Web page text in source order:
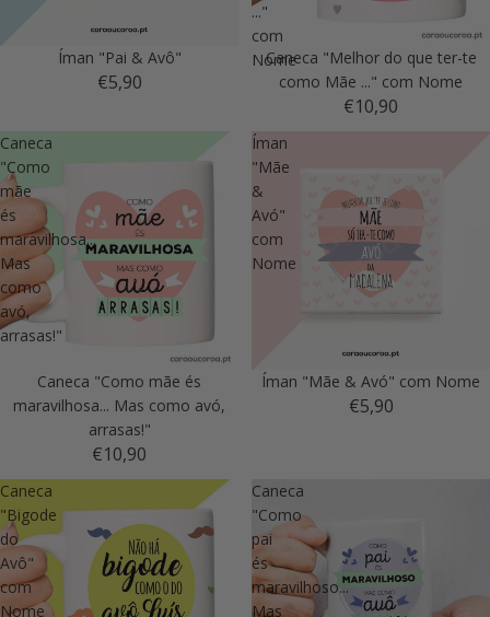
Íman "Pai & Avô"
€5,90
..."
com
Nome
Caneca "Melhor do que ter-te
como Mãe ..." com Nome
€10,90
Caneca
"Como
mãe
és
maravilhosa...
Mas
como
avó,
arrasas!"
Caneca "Como mãe és
maravilhosa... Mas como avó,
arrasas!"
€10,90
Íman
"Mãe
&
Avó"
com
Nome
Íman "Mãe & Avó" com Nome
€5,90
Caneca
"Bigode
do
Avô"
com
Nome
Caneca
"Como
pai
és
maravilhoso...
Mas